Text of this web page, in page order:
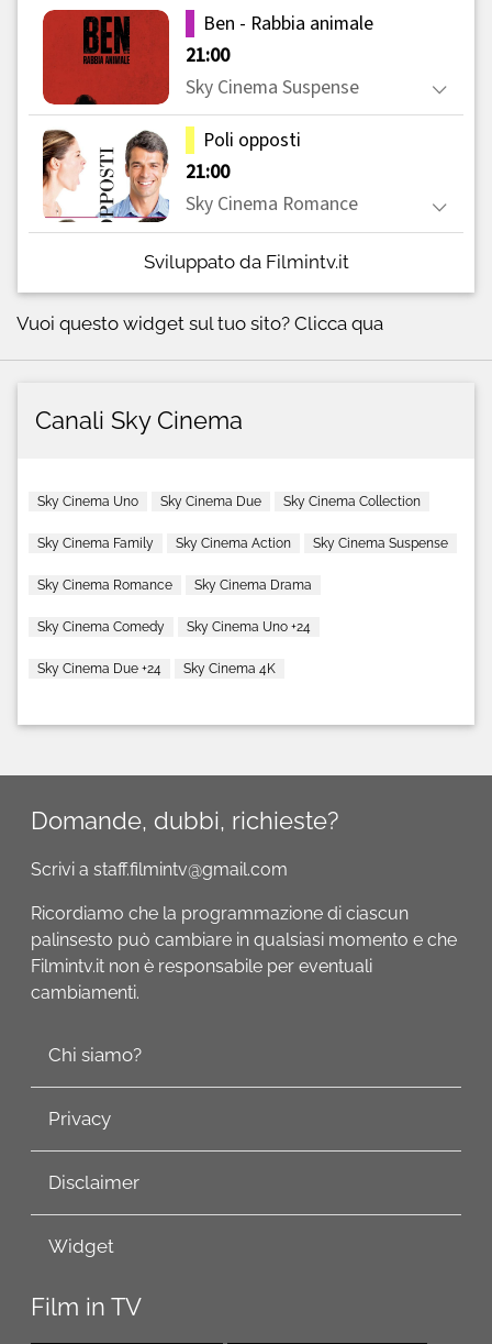
Sviluppato da Filmintv.it
Vuoi questo widget sul tuo sito? Clicca qua
Canali Sky Cinema
Sky Cinema Uno Sky Cinema Due Sky Cinema Collection
Sky Cinema Family Sky Cinema Action Sky Cinema Suspense
Sky Cinema Romance Sky Cinema Drama
Sky Cinema Comedy Sky Cinema Uno +24
Sky Cinema Due +24 Sky Cinema 4K
Domande, dubbi, richieste?
Scrivi a staff.filmintv@gmail.com
Ricordiamo che la programmazione di ciascun
palinsesto può cambiare in qualsiasi momento e che
Filmintv.it non è responsabile per eventuali
cambiamenti.
Chi siamo?
Privacy
Disclaimer
Widget
Film in TV